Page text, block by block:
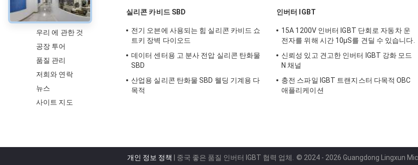
약
우리 에 관한 것
공장 투어
품질 관리
저희와 연락
뉴스
사이트 지도
실리콘 카비드 SBD
전기 오븐에 사용되는 힘 실리콘 카비드 쇼
트키 장벽 다이오드
데이터 센터용 고 분사 전압 실리콘 탄화물
SBD
산업용 실리콘 탄화물 SBD 웰딩 기계용 다
목적
인버터 IGBT
15A 1200V 인버터 IGBT 단회로 자동차 운
전자를 위해 시간 10μS를 견딜 수 있습니다.
신뢰성 있고 견고한 인버터 IGBT 강화 모드
N 채널
충전 스파일 IGBT 트랜지스터 다목적 OBC
애플리케이션
개인 정보 정책 | 중국 좋은 품질 인버터 IGBT 협력 업체. © 2024 - 2026 Guangdong Lingxun